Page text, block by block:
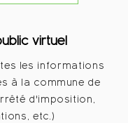
virtuel
les informations
à la commune de
d'imposition,
etc.)